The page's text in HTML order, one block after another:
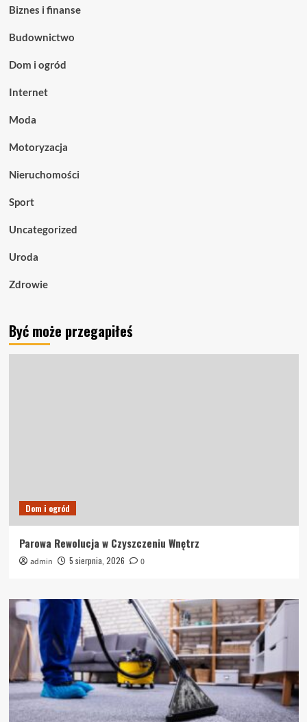
Biznes i finanse
Budownictwo
Dom i ogród
Internet
Moda
Motoryzacja
Nieruchomości
Sport
Uncategorized
Uroda
Zdrowie
Być może przegapiłeś
Dom i ogród
Parowa Rewolucja w Czyszczeniu Wnętrz
admin 5 sierpnia, 2026 0